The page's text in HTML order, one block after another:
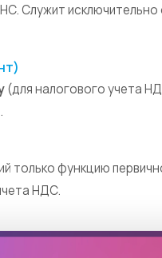
Служит
(для налогового учета
только функцию
НДС.